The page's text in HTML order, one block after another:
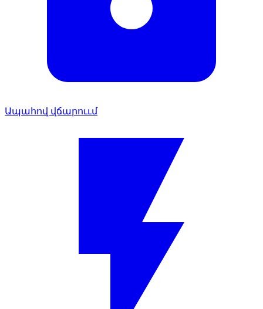
Ապահով վճարոււմ